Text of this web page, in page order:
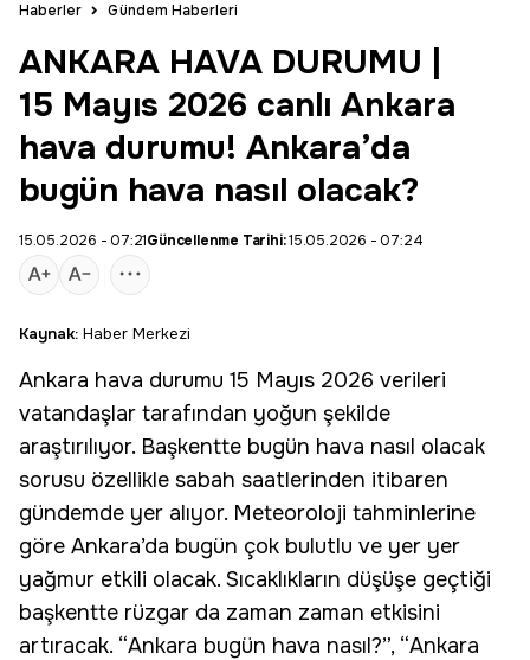
Haberler Gündem Haberleri
ANKARA HAVA DURUMU |
15 Mayıs 2026 canlı Ankara
hava durumu! Ankara’da
bugün hava nasıl olacak?
15.05.2026 - 07:21Güncellenme Tarihi:15.05.2026 - 07:24
Kaynak: Haber Merkezi
Ankara hava durumu 15 Mayıs 2026 verileri
vatandaşlar tarafından yoğun şekilde
araştırılıyor. Başkentte bugün hava nasıl olacak
sorusu özellikle sabah saatlerinden itibaren
gündemde yer alıyor. Meteoroloji tahminlerine
göre Ankara’da bugün çok bulutlu ve yer yer
yağmur etkili olacak. Sıcaklıkların düşüşe geçtiği
başkentte rüzgar da zaman zaman etkisini
artıracak. “Ankara bugün hava nasıl?”, “Ankara